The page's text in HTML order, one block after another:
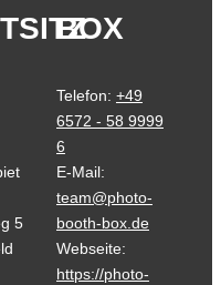
5
BOX
Telefon: +49
6572 - 58 9999
6
E-Mail:
team@photo-
booth-box.de
Webseite:
https://photo-